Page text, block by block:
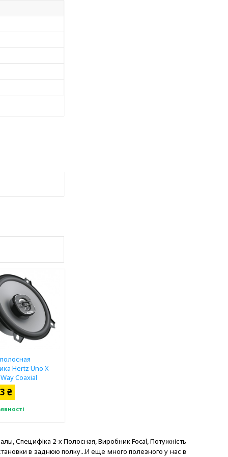
Hertz Uno X
Coaxial
₴
Специфіка 2-х Полосная, Виробник Focal, Потужність
в заднюю полку...И еще много полезного у нас в